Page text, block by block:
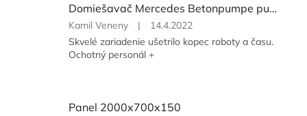
Domiešavač Mercedes Betonpumpe putzmeister 7 m3 dosah 21 metrov
Hodnotenie
produktu
je
hviezdičiek.
Kamil Veneny |
14.4.2022
Skvelé zariadenie ušetrilo kopec roboty a času.
Ochotný personál +
Panel 2000x700x150